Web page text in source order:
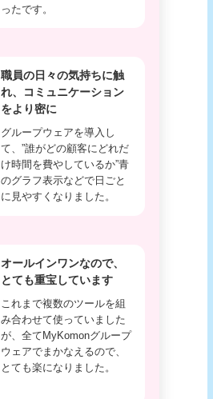
ったです。
職員の日々の気持ちに触
れ、コミュニケーション
をより密に
グループウェアを導入し
て、”誰がどの顧客にどれだ
け時間を費やしているか”青
のグラフ表示などで日ごと
に見やすくなりました。
オールインワンなので、
とても重宝しています
これまで複数のツールを組
み合わせて使っていました
が、全てMyKomonグループ
ウェアでまかなえるので、
とても楽になりました。